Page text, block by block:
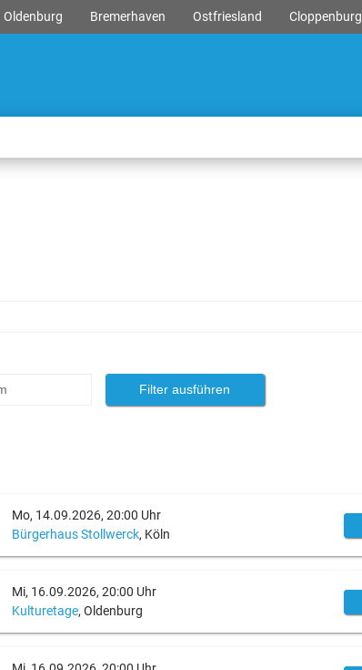
Oldenburg Bremerhaven Ostfriesland Cloppenburg
Mo, 14.09.2026, 20:00 Uhr
Bürgerhaus Stollwerck, Köln
Mi, 16.09.2026, 20:00 Uhr
Kulturetage, Oldenburg